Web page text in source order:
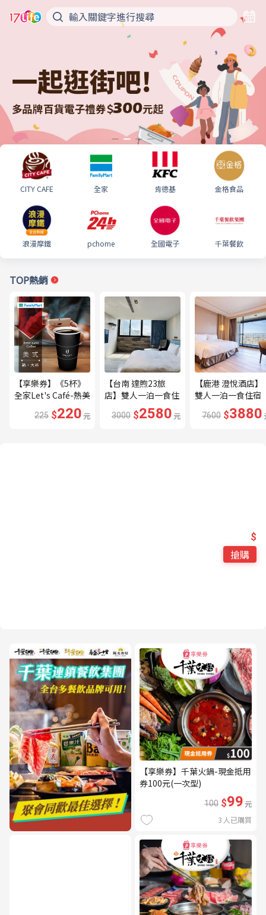
CITY CAFE 全家 肯德基 金格食品
浪漫摩鐵 pchome 全國電子 千葉餐飲
TOP熱銷
【享樂券】《5杯》
全家Let's Café-熱美
225 $220元
【台南 達煦23旅
店】雙人一泊一食住
宿券---🔥近海安路
商圈🔥
3000 $2580元
【鹿港 澄悅酒店】
雙人一泊一食住宿
券---🔥平日限量升
等家庭房、贈兩小
7600 $3880
$
搶購
【享樂券】千葉火鍋-現金抵用
券100元(一次型)
100 $99元
3 人已購買